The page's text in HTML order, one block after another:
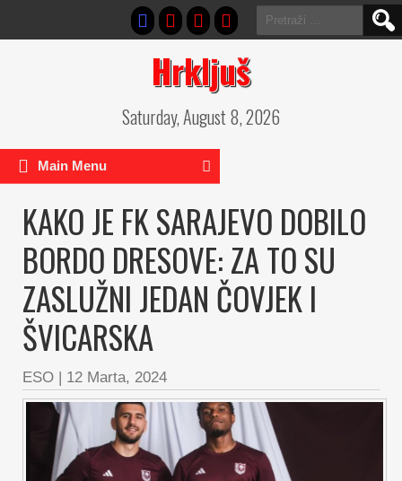
Pretraga:
Hrkljuš
Saturday, August 8, 2026
Main Menu
KAKO JE FK SARAJEVO DOBILO
BORDO DRESOVE: ZA TO SU
ZASLUŽNI JEDAN ČOVJEK I
ŠVICARSKA
ESO | 12 Marta, 2024